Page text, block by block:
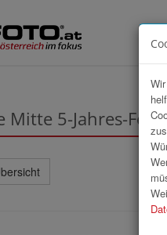
Mitte 5-Jahres-